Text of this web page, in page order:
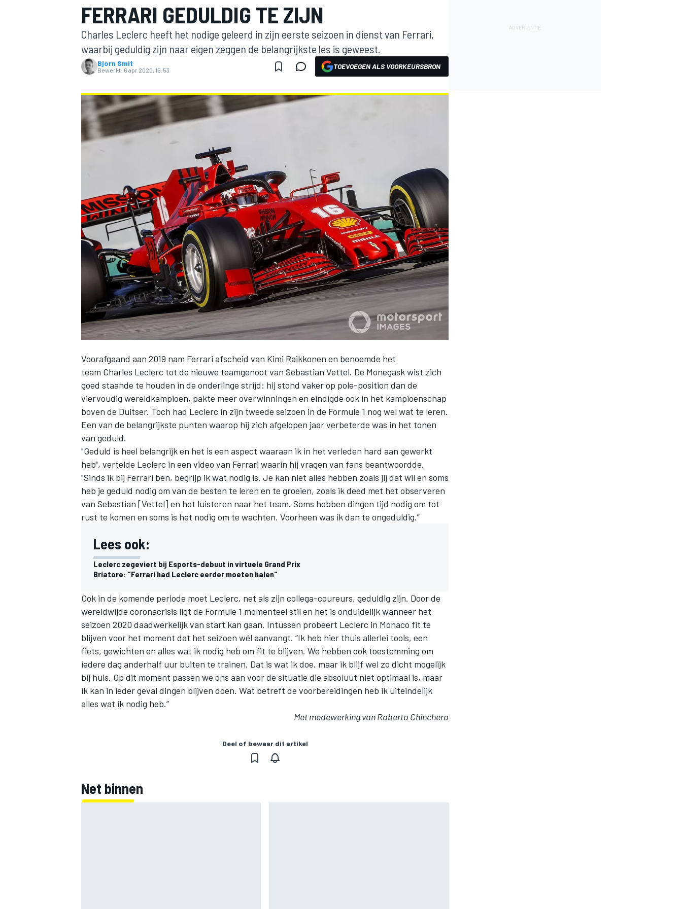
MOTOGP
INDYCAR
WEC
FERRARI GEDULDIG TE ZIJN
Charles Leclerc heeft het nodige geleerd in zijn eerste seizoen in dienst van Ferrari,
waarbij geduldig zijn naar eigen zeggen de belangrijkste les is geweest.
Bjorn Smit
Bewerkt: 6 apr 2020, 15:53 TOEVOEGEN ALS VOORKEURSBRON
Voorafgaand aan 2019 nam Ferrari afscheid van Kimi Raikkonen en benoemde het
team Charles Leclerc tot de nieuwe teamgenoot van Sebastian Vettel. De Monegask wist zich
goed staande te houden in de onderlinge strijd: hij stond vaker op pole-position dan de
viervoudig wereldkampioen, pakte meer overwinningen en eindigde ook in het kampioenschap
boven de Duitser. Toch had Leclerc in zijn tweede seizoen in de Formule 1 nog wel wat te leren.
Een van de belangrijkste punten waarop hij zich afgelopen jaar verbeterde was in het tonen
van geduld.
"Geduld is heel belangrijk en het is een aspect waaraan ik in het verleden hard aan gewerkt
heb", vertelde Leclerc in een video van Ferrari waarin hij vragen van fans beantwoordde.
"Sinds ik bij Ferrari ben, begrijp ik wat nodig is. Je kan niet alles hebben zoals jij dat wil en soms
heb je geduld nodig om van de besten te leren en te groeien, zoals ik deed met het observeren
van Sebastian [Vettel] en het luisteren naar het team. Soms hebben dingen tijd nodig om tot
rust te komen en soms is het nodig om te wachten. Voorheen was ik dan te ongeduldig.”
Lees ook:
Leclerc zegeviert bij Esports-debuut in virtuele Grand Prix
Briatore: "Ferrari had Leclerc eerder moeten halen"
Ook in de komende periode moet Leclerc, net als zijn collega-coureurs, geduldig zijn. Door de
wereldwijde coronacrisis ligt de Formule 1 momenteel stil en het is onduidelijk wanneer het
seizoen 2020 daadwerkelijk van start kan gaan. Intussen probeert Leclerc in Monaco fit te
blijven voor het moment dat het seizoen wél aanvangt. “Ik heb hier thuis allerlei tools, een
fiets, gewichten en alles wat ik nodig heb om fit te blijven. We hebben ook toestemming om
iedere dag anderhalf uur buiten te trainen. Dat is wat ik doe, maar ik blijf wel zo dicht mogelijk
bij huis. Op dit moment passen we ons aan voor de situatie die absoluut niet optimaal is, maar
ik kan in ieder geval dingen blijven doen. Wat betreft de voorbereidingen heb ik uiteindelijk
alles wat ik nodig heb.”
Met medewerking van Roberto Chinchero
Deel of bewaar dit artikel
Net binnen